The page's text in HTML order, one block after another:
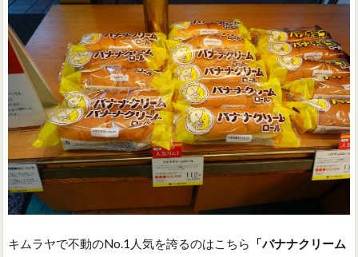
キムラヤで不動のNo.1人気を誇るのはこちら
「バナナクリーム